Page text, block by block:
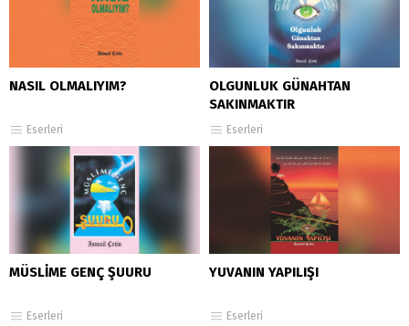
NASIL OLMALIYIM?
Eserleri
OLGUNLUK GÜNAHTAN
SAKINMAKTIR
Eserleri
MÜSLİME GENÇ ŞUURU
Eserleri
YUVANIN YAPILIŞI
Eserleri